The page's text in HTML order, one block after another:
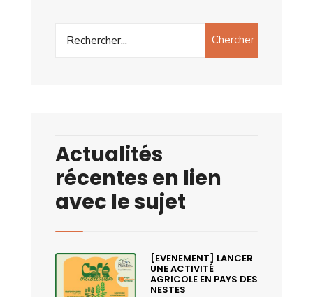
Chercher
Actualités
récentes en lien
avec le sujet
[EVENEMENT] LANCER
UNE ACTIVITÉ
AGRICOLE EN PAYS DES
NESTES